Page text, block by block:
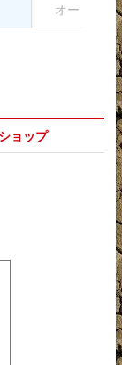
オートマチ
ョップ